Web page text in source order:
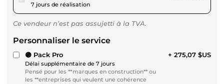
7 jours de réalisation
Ce vendeur n’est pas assujetti à la TVA.
Personnaliser le service
🟣 Pack Pro
Délai supplémentaire de 7 jours
Pensé pour les **marques en construction** ou
les **entreprises qui veulent une cohérence
+ 275,07 $US